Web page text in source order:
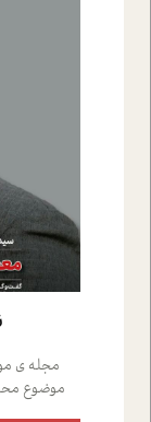
مجله ی
موضوع